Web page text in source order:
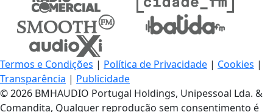
Termos e Condições | Política de Privacidade | Cookies |
Transparência | Publicidade
© 2026 BMHAUDIO Portugal Holdings, Unipessoal Lda. &
Comandita, Qualquer reprodução sem consentimento é